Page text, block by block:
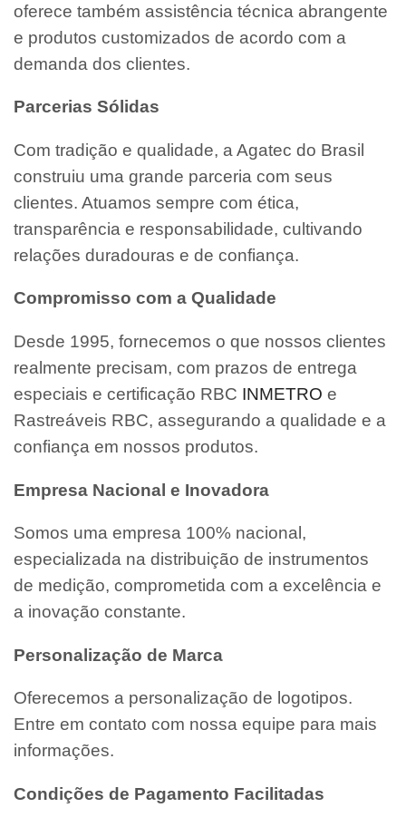
oferece também assistência técnica abrangente
e produtos customizados de acordo com a
demanda dos clientes.
Parcerias Sólidas
Com tradição e qualidade, a Agatec do Brasil
construiu uma grande parceria com seus
clientes. Atuamos sempre com ética,
transparência e responsabilidade, cultivando
relações duradouras e de confiança.
Compromisso com a Qualidade
Desde 1995, fornecemos o que nossos clientes
realmente precisam, com prazos de entrega
especiais e certificação RBC INMETRO e
Rastreáveis RBC, assegurando a qualidade e a
confiança em nossos produtos.
Empresa Nacional e Inovadora
Somos uma empresa 100% nacional,
especializada na distribuição de instrumentos
de medição, comprometida com a excelência e
a inovação constante.
Personalização de Marca
Oferecemos a personalização de logotipos.
Entre em contato com nossa equipe para mais
informações.
Condições de Pagamento Facilitadas